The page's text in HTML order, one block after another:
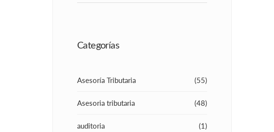
Categorías
Asesoría Tributaria (55)
Asesoria tributaria (48)
auditoria (1)